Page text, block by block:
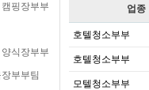
캠핑장부부
양식장부부
장부부팀
업종
호텔청소부부
호텔청소부부
모텔청소부부